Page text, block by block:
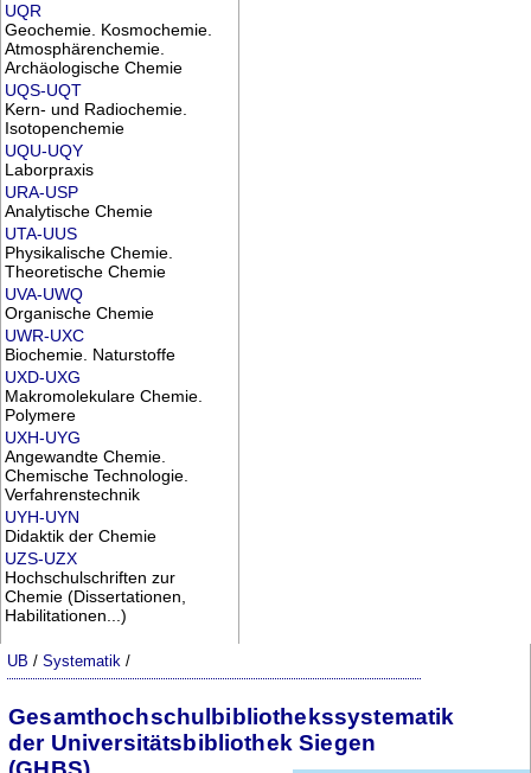
UQR
Geochemie. Kosmochemie.
Atmosphärenchemie.
Archäologische Chemie
UQS-UQT
Kern- und Radiochemie.
Isotopenchemie
UQU-UQY
Laborpraxis
URA-USP
Analytische Chemie
UTA-UUS
Physikalische Chemie.
Theoretische Chemie
UVA-UWQ
Organische Chemie
UWR-UXC
Biochemie. Naturstoffe
UXD-UXG
Makromolekulare Chemie.
Polymere
UXH-UYG
Angewandte Chemie.
Chemische Technologie.
Verfahrenstechnik
UYH-UYN
Didaktik der Chemie
UZS-UZX
Hochschulschriften zur
Chemie (Dissertationen,
Habilitationen...)
UB /Systematik /
Gesamthochschulbibliothekssystematik
der Universitätsbibliothek Siegen